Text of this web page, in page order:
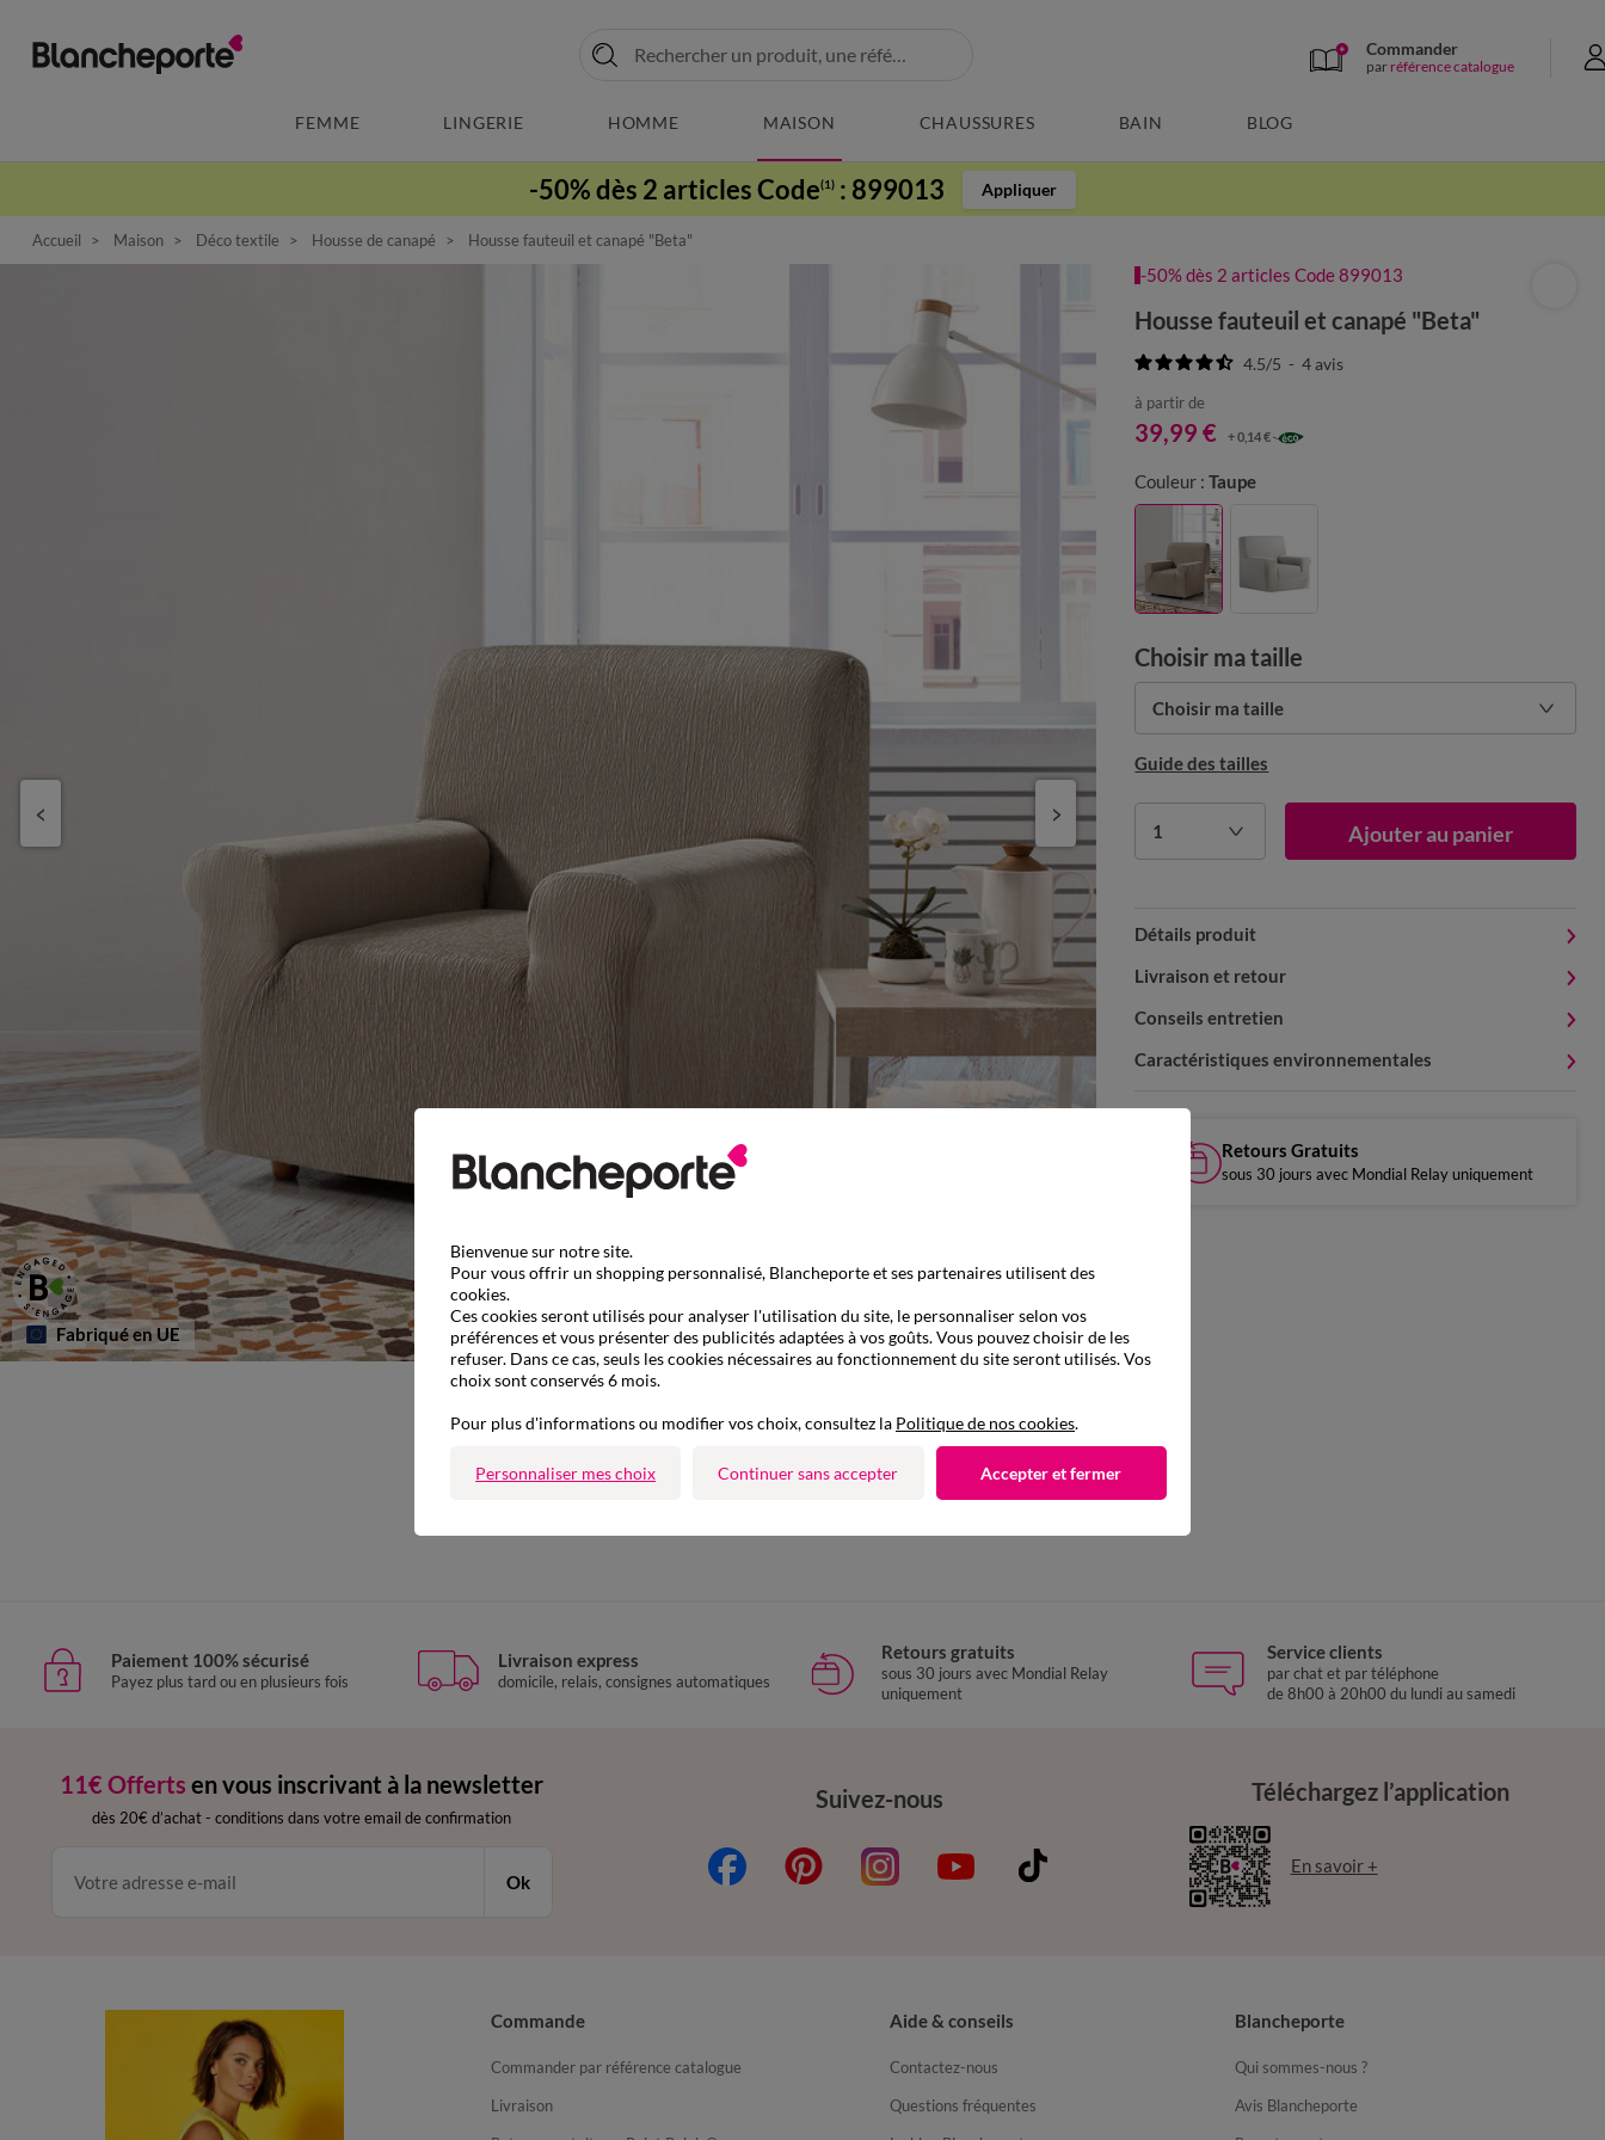
Commander
par référence catalogue
FEMME LINGERIE HOMME MAISON CHAUSSURES BAIN BLOG
-50% dès 2 articles Code(1) : 899013 Appliquer
Accueil Maison Déco textile Housse de canapé Housse fauteuil et canapé "Beta"
Fabriqué en UE
-50% dès 2 articles Code 899013
Housse fauteuil et canapé "Beta"
4.5/5 - 4avis
à partir de
39,99 € + 0,14 €
Couleur : Taupe
Choisir ma taille
Choisir ma taille
Guide des tailles
1 Ajouter au panier
Détails produit
Livraison et retour
Conseils entretien
Caractéristiques environnementales
Retours Gratuits
sous 30 jours avec Mondial Relay uniquement
D'autres idées d'Housse de canapé
Paiement 100% sécurisé
Payez plus tard ou en plusieurs fois
Livraison express
domicile, relais, consignes automatiques
Retours gratuits
sous 30 jours avec Mondial Relay
uniquement
Service clients
par chat et par téléphone
de 8h00 à 20h00 du lundi au samedi
11€ Offerts en vous inscrivant à la newsletter
dès 20€ d’achat - conditions dans votre email de confirmation
Ok
Suivez-nous Téléchargez l’application
En savoir +
Commande
Commander par référence catalogue
Livraison
Aide & conseils
Contactez-nous
Questions fréquentes
Blancheporte
Qui sommes-nous ?
Avis Blancheporte
Bienvenue sur notre site.
Pour vous offrir un shopping personnalisé, Blancheporte et ses partenaires utilisent des
cookies.
Ces cookies seront utilisés pour analyser l'utilisation du site, le personnaliser selon vos
préférences et vous présenter des publicités adaptées à vos goûts. Vous pouvez choisir de les
refuser. Dans ce cas, seuls les cookies nécessaires au fonctionnement du site seront utilisés. Vos
choix sont conservés 6 mois.
Pour plus d'informations ou modifier vos choix, consultez la Politique de nos cookies.
Personnaliser mes choix Continuer sans accepter Accepter et fermer